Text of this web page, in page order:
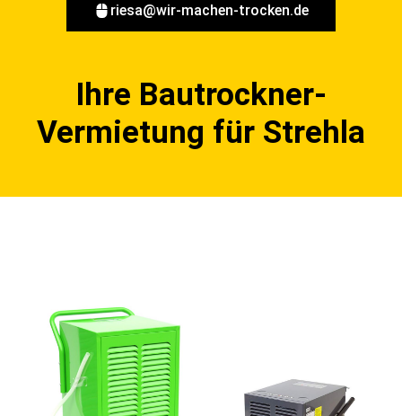
riesa@wir-machen-trocken.de
Ihre Bautrockner-
Vermietung für Strehla